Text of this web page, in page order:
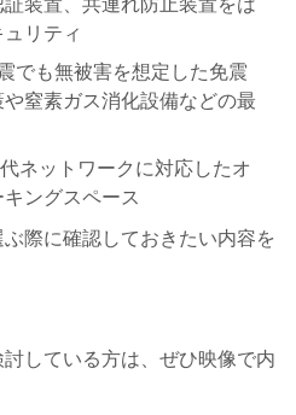
証装置、共連れ防止装置をは
リティ
でも無被害を想定した免震
窒素ガス消化設備などの最
ネットワークに対応したオ
ングスペース
際に確認しておきたい内容を
している方は、ぜひ映像で内